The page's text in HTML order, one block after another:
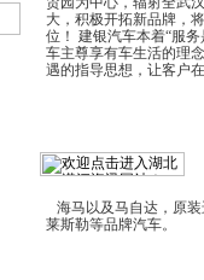
大，积极开拓新品牌，
位！ 建银汽车本着“服
车主尊享有车生活的理
遇的指导思想，让客户
海马以及马自达，原装
莱斯勒等品牌汽车。